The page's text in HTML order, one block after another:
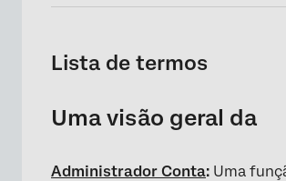
Lista de termos
Uma visão geral da
Administrador Conta: Uma